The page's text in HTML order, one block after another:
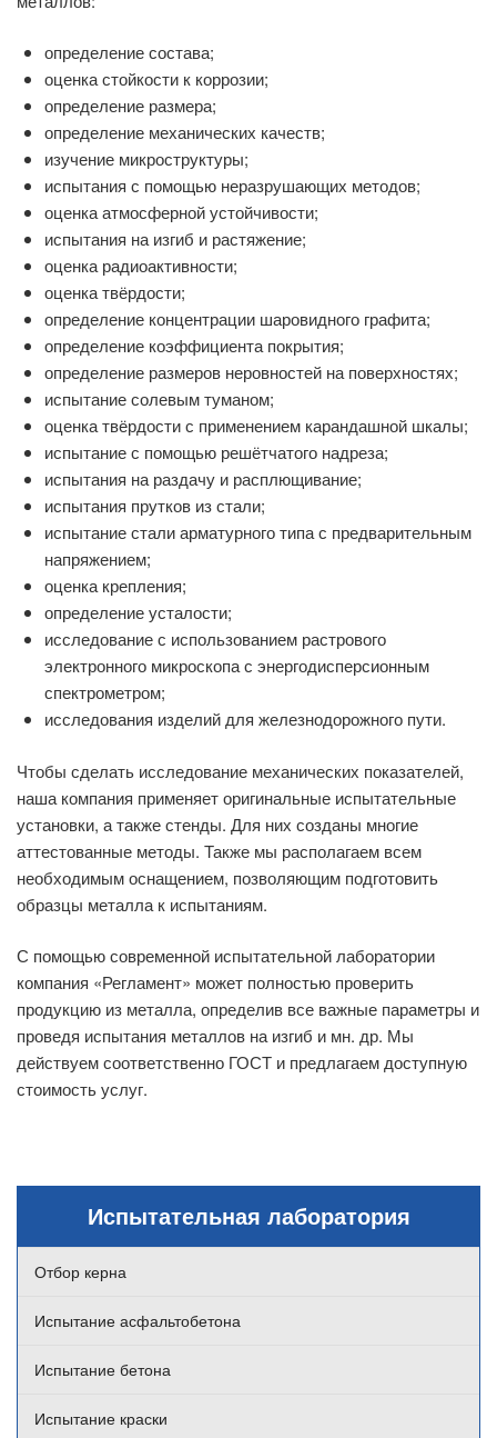
Испытательная лаборатория
Отбор керна
Испытание асфальтобетона
Испытание бетона
Испытание краски
определение состава;
оценка стойкости к коррозии;
определение размера;
определение механических качеств;
изучение микроструктуры;
испытания с помощью неразрушающих методов;
оценка атмосферной устойчивости;
испытания на изгиб и растяжение;
оценка радиоактивности;
оценка твёрдости;
определение концентрации шаровидного графита;
определение коэффициента покрытия;
определение размеров неровностей на поверхностях;
испытание солевым туманом;
оценка твёрдости с применением карандашной шкалы;
испытание с помощью решётчатого надреза;
испытания на раздачу и расплющивание;
испытания прутков из стали;
испытание стали арматурного типа с предварительным
напряжением;
оценка крепления;
определение усталости;
исследование с использованием растрового
электронного микроскопа с энергодисперсионным
спектрометром;
исследования изделий для железнодорожного пути.
Чтобы сделать исследование механических показателей,
наша компания применяет оригинальные испытательные
установки, а также стенды. Для них созданы многие
аттестованные методы. Также мы располагаем всем
необходимым оснащением, позволяющим подготовить
образцы металла к испытаниям.
С помощью современной испытательной лаборатории
компания «Регламент» может полностью проверить
продукцию из металла, определив все важные параметры и
проведя испытания металлов на изгиб и мн. др. Мы
действуем соответственно ГОСТ и предлагаем доступную
стоимость услуг.